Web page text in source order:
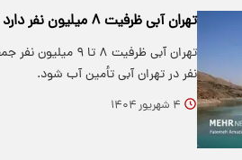
تهران آبی ظرفیت ۸ میلیون نفر دارد اما باید آب ۲۰ میلیون نفر را تأمین کند!
نفر در تهران آبی تأمین آب شود.
۴ شهریور ۱۴۰۴